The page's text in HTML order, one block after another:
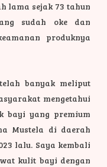
lama sejak 73 tahun
sudah oke dan
produknya
banyak meliput
mengetahui
bayi yang premium
Mustela di daerah
lalu. Saya kembali
kulit bayi dengan